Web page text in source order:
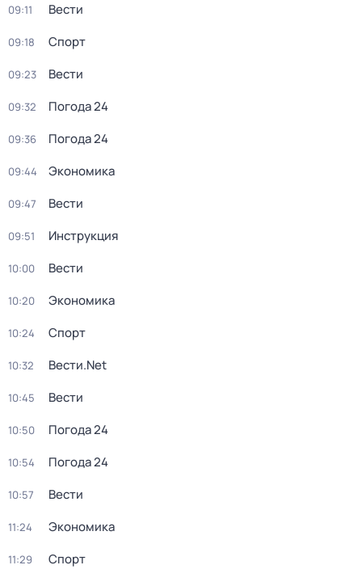
09:11 Вести
09:18 Спорт
09:23 Вести
09:32 Погода 24
09:36 Погода 24
09:44 Экономика
09:47 Вести
09:51 Инструкция
10:00 Вести
10:20 Экономика
10:24 Спорт
10:32 Вести.Net
10:45 Вести
10:50 Погода 24
10:54 Погода 24
10:57 Вести
11:24 Экономика
11:29 Спорт